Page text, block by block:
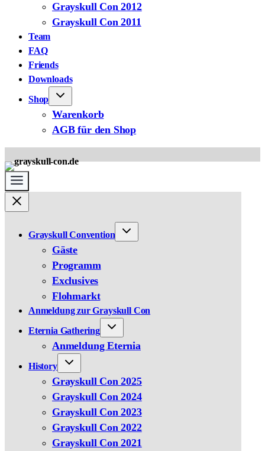
Grayskull Con 2012
Grayskull Con 2011
Team
FAQ
Friends
Downloads
Shop
Warenkorb
AGB für den Shop
Grayskull Convention
Gäste
Programm
Exclusives
Flohmarkt
Anmeldung zur Grayskull Con
Eternia Gathering
Anmeldung Eternia
History
Grayskull Con 2025
Grayskull Con 2024
Grayskull Con 2023
Grayskull Con 2022
Grayskull Con 2021